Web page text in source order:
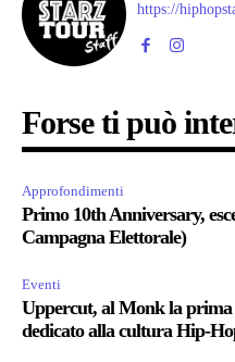
https://
Forse ti può
Approfondimenti
Primo 10th Anniversary,
Campagna Elettorale)
Eventi
Uppercut, al Monk la prima
dedicato alla cultura Hip-